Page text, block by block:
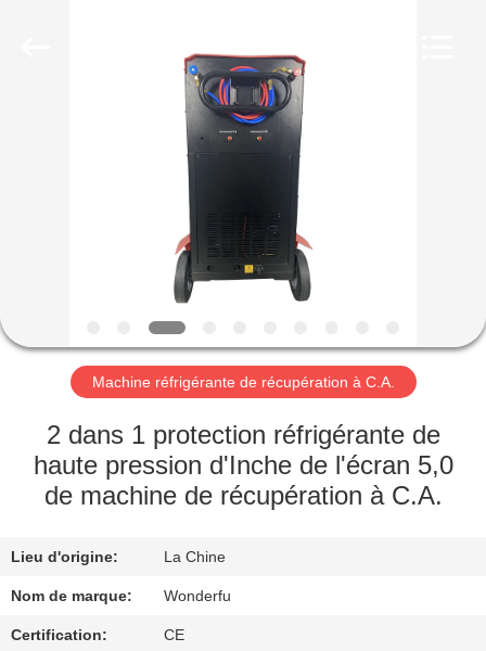
DE
NOUS
VISITE
D'USINE
DE
QUALITÉ
Machine réfrigérante de récupération à C.A.
2 dans 1 protection réfrigérante de
haute pression d'Inche de l'écran 5,0
de machine de récupération à C.A.
Lieu d'origine: La Chine
Nom de marque: Wonderfu
Certification: CE